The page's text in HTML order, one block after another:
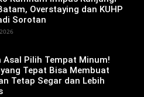
Overstaying dan KUHP
Sorotan
Asal Pilih Tempat Minum!
Tepat Bisa Membuat
Tetap Segar dan Lebih